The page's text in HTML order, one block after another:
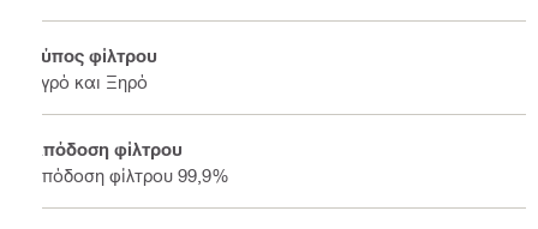
Τύπος φίλτρου
Υγρό και Ξηρό
Απόδοση φίλτρου
απόδοση φίλτρου 99,9%